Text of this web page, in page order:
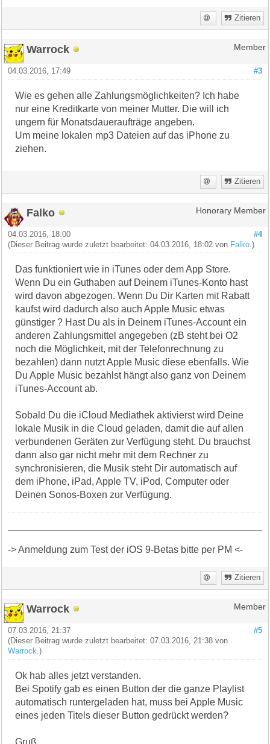
Zitieren
Warrock Member
#3
04.03.2016, 17:49
Wie es gehen alle Zahlungsmöglichkeiten? Ich habe
nur eine Kreditkarte von meiner Mutter. Die will ich
ungern für Monatsdaueraufträge angeben.
Um meine lokalen mp3 Dateien auf das iPhone zu
ziehen.
Zitieren
Falko Honorary Member
#4
04.03.2016, 18:00
(Dieser Beitrag wurde zuletzt bearbeitet: 04.03.2016, 18:02 von Falko .)
Das funktioniert wie in iTunes oder dem App Store.
Wenn Du ein Guthaben auf Deinem iTunes-Konto hast
wird davon abgezogen. Wenn Du Dir Karten mit Rabatt
kaufst wird dadurch also auch Apple Music etwas
günstiger ? Hast Du als in Deinem iTunes-Account ein
anderen Zahlungsmittel angegeben (zB steht bei O2
noch die Möglichkeit, mit der Telefonrechnung zu
bezahlen) dann nutzt Apple Music diese ebenfalls. Wie
Du Apple Music bezahlst hängt also ganz von Deinem
iTunes-Account ab.
Sobald Du die iCloud Mediathek aktivierst wird Deine
lokale Musik in die Cloud geladen, damit die auf allen
verbundenen Geräten zur Verfügung steht. Du brauchst
dann also gar nicht mehr mit dem Rechner zu
synchronisieren, die Musik steht Dir automatisch auf
dem iPhone, iPad, Apple TV, iPod, Computer oder
Deinen Sonos-Boxen zur Verfügung.
-> Anmeldung zum Test der iOS 9-Betas bitte per PM <-
Zitieren
Warrock Member
#5
07.03.2016, 21:37
(Dieser Beitrag wurde zuletzt bearbeitet: 07.03.2016, 21:38 von
Warrock .)
Ok hab alles jetzt verstanden.
Bei Spotify gab es einen Button der die ganze Playlist
automatisch runtergeladen hat, muss bei Apple Music
eines jeden Titels dieser Button gedrückt werden?
Gruß